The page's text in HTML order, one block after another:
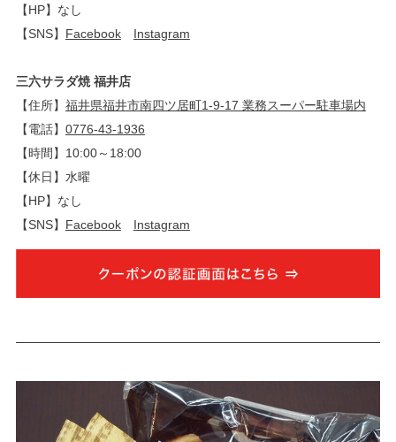
【HP】なし
【SNS】 Facebook Instagram
三六サラダ焼 福井店
【住所】 福井県福井市南四ツ居町1-9-17 業務スーパー駐車場内
【電話】 0776-43-1936
【時間】10:00～18:00
【休日】水曜
【HP】なし
【SNS】 Facebook Instagram